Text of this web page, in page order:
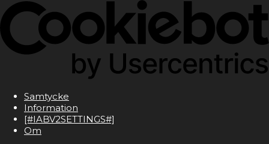
Samtycke
Information
[#IABV2SETTINGS#]
Om